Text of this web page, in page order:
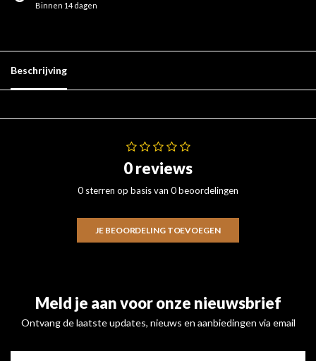
Binnen 14 dagen
Beschrijving
0 reviews
0 sterren op basis van 0 beoordelingen
JE BEOORDELING TOEVOEGEN
Meld je aan voor onze nieuwsbrief
Ontvang de laatste updates, nieuws en aanbiedingen via email